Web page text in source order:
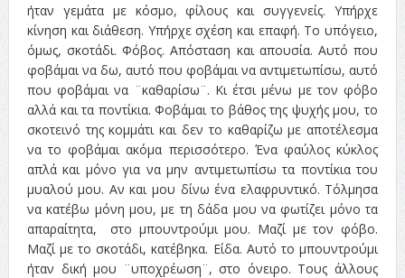
ήταν γεμάτα με κόσμο, φίλους και συγγενείς. Υπήρχε
κίνηση και διάθεση. Υπήρχε σχέση και επαφή. Το υπόγειο,
όμως, σκοτάδι. Φόβος. Απόσταση και απουσία. Αυτό που
φοβάμαι να δω, αυτό που φοβάμαι να αντιμετωπίσω, αυτό
που φοβάμαι να ¨καθαρίσω¨. Κι έτσι μένω με τον φόβο
αλλά και τα ποντίκια. Φοβάμαι το βάθος της ψυχής μου, το
σκοτεινό της κομμάτι και δεν το καθαρίζω με αποτέλεσμα
να το φοβάμαι ακόμα περισσότερο. Ένα φαύλος κύκλος
απλά και μόνο για να μην αντιμετωπίσω τα ποντίκια του
μυαλού μου. Αν και μου δίνω ένα ελαφρυντικό. Τόλμησα
να κατέβω μόνη μου, με τη δάδα μου να φωτίζει μόνο τα
απαραίτητα, στο μπουντρούμι μου. Μαζί με τον φόβο.
Μαζί με το σκοτάδι, κατέβηκα. Είδα. Αυτό το μπουντρούμι
ήταν δική μου ¨υποχρέωση¨, στο όνειρο. Τους άλλους